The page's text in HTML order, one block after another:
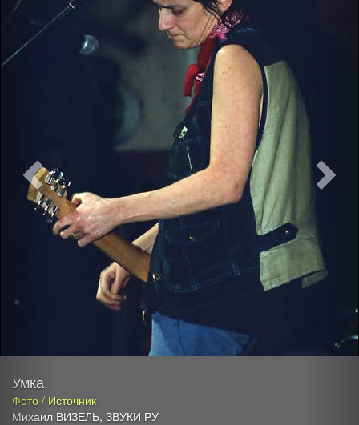
Умка
Фото / Источник
Михаил ВИЗЕЛЬ, ЗВУКИ РУ